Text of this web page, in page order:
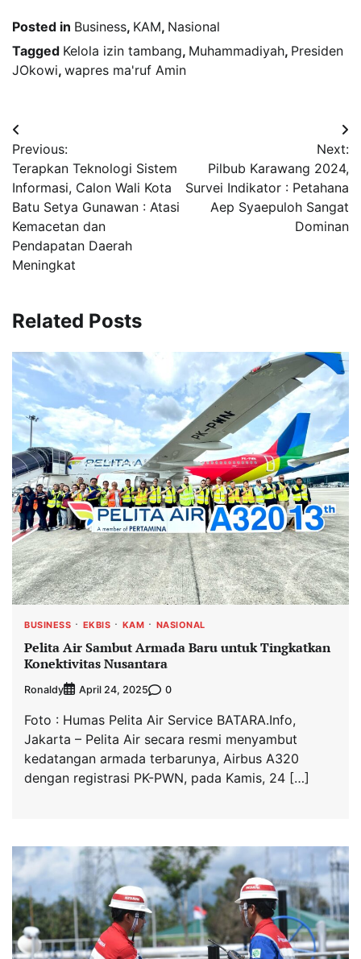
Posted in Business, KAM, Nasional
Tagged Kelola izin tambang, Muhammadiyah, Presiden
JOkowi, wapres ma'ruf Amin
Navigasi
pos
Previous:
Terapkan Teknologi Sistem
Informasi, Calon Wali Kota
Batu Setya Gunawan : Atasi
Kemacetan dan
Pendapatan Daerah
Meningkat
Next:
Pilbub Karawang 2024,
Survei Indikator : Petahana
Aep Syaepuloh Sangat
Dominan
Related Posts
BUSINESS EKBIS KAM NASIONAL
Pelita Air Sambut Armada Baru untuk Tingkatkan
Konektivitas Nusantara
Ronaldy April 24, 2025 0
Foto : Humas Pelita Air Service BATARA.Info,
Jakarta – Pelita Air secara resmi menyambut
kedatangan armada terbarunya, Airbus A320
dengan registrasi PK-PWN, pada Kamis, 24 […]